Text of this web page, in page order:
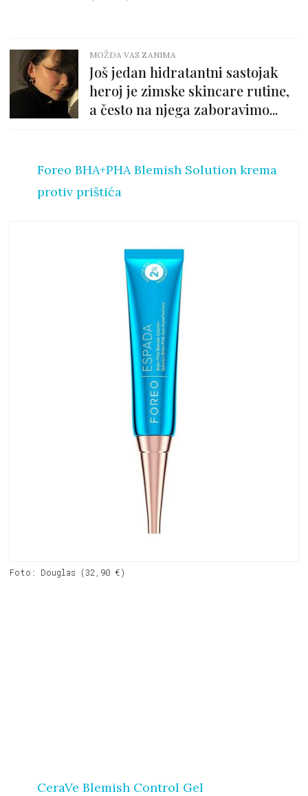
MOŽDA VAS ZANIMA
Još jedan hidratantni sastojak
heroj je zimske skincare rutine,
a često na njega zaboravimo...
Foreo BHA+PHA Blemish Solution krema
protiv prištića
Foto: Douglas (32,90 €)
CeraVe Blemish Control Gel